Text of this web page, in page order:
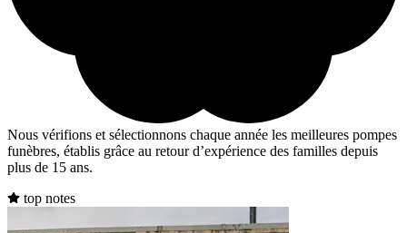
Nous vérifions et sélectionnons chaque année les meilleures pompes
funèbres, établis grâce au retour d’expérience des familles depuis
plus de 15 ans.
top notes